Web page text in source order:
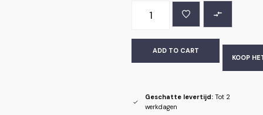
ADD TO CART
KOOP
Geschatte levertijd:Tot 2
werkdagen